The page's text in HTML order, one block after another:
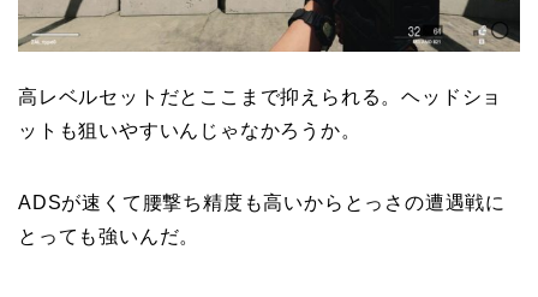
高レベルセットだとここまで抑えられる。ヘッドショ
ットも狙いやすいんじゃなかろうか。
ADSが速くて腰撃ち精度も高いからとっさの遭遇戦に
とっても強いんだ。